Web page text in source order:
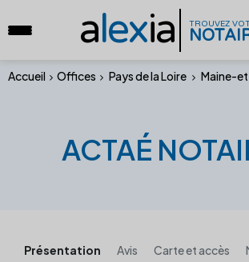
alexia TROUVEZ
Accueil Offices Pays de la Loire Maine-
ACTAÉ
Présentation Avis Carte et accès